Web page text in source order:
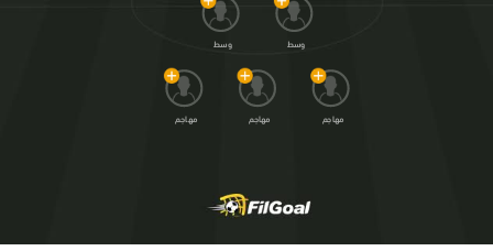
وسط وسط
مهاجم مهاجم مهاجم